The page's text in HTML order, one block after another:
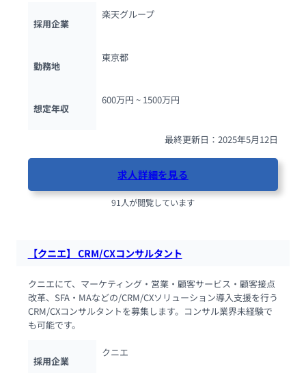
採用企業
楽天グループ
勤務地
東京都
想定年収
600万円 ~ 1500万円
最終更新日：2025年5月12日
求人詳細を見る
91人が閲覧しています
【クニエ】 CRM/CXコンサルタント
クニエにて、マーケティング・営業・顧客サービス・顧客接点
改革、SFA・MAなどの/CRM/CXソリューション導入支援を行う
CRM/CXコンサルタントを募集します。コンサル業界未経験で
も可能です。
採用企業
クニエ